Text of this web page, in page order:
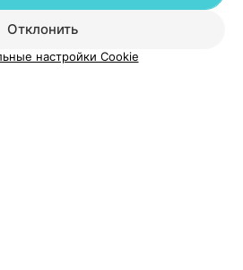
Добавить специалиста
Отклонить
настройки Cookie